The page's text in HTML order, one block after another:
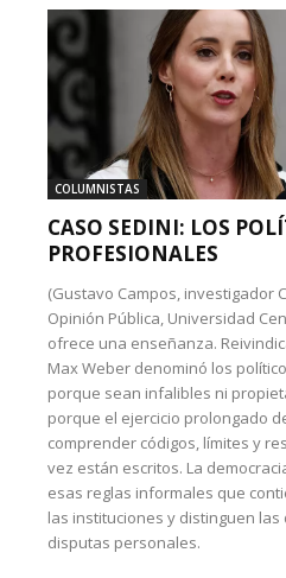
COLUMNISTAS
CASO SEDINI: LOS
PROFESIONALES
(Gustavo Campos, investigador
Opinión Pública, Universidad
ofrece una enseñanza.
Max Weber denominó los
porque sean infalibles ni
porque el ejercicio prolongado
comprender códigos, límites y
vez están escritos. La
esas reglas informales que
las instituciones y distinguen
disputas personales.